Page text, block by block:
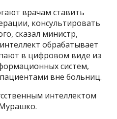
врачам ставить
консультировать
сказал министр,
обрабатывает
в цифровом виде из
систем,
вне больниц.
интеллектом